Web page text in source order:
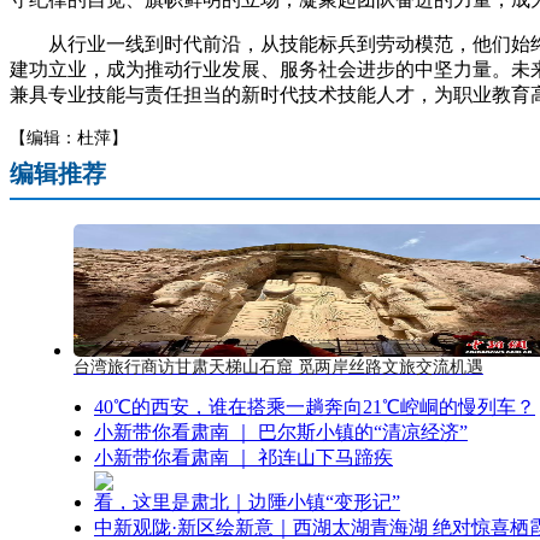
从行业一线到时代前沿，从技能标兵到劳动模范，他们始
建功立业，成为推动行业发展、服务社会进步的中坚力量。
兼具专业技能与责任担当的新时代技术技能人才，为职业教
【编辑：杜萍】
编辑推荐
台湾旅行商访甘肃天梯山石窟 觅两岸丝路文旅交流机遇
40℃的西安，谁在搭乘一趟奔向21℃崆峒的慢列车？
小新带你看肃南 ｜ 巴尔斯小镇的“清凉经济”
小新带你看肃南 ｜ 祁连山下马蹄疾
看，这里是肃北｜边陲小镇“变形记”
中新观陇·新区绘新意｜西湖太湖青海湖 绝对惊喜栖